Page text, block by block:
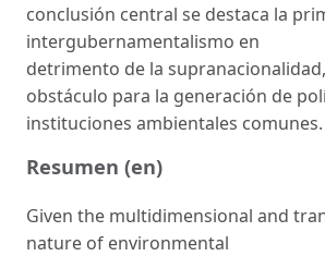
conclusión central se destaca la
intergubernamentalismo en
detrimento de la
obstáculo para la generación de
instituciones ambientales comunes.
Resumen (en)
Given the multidimensional and
nature of environmental